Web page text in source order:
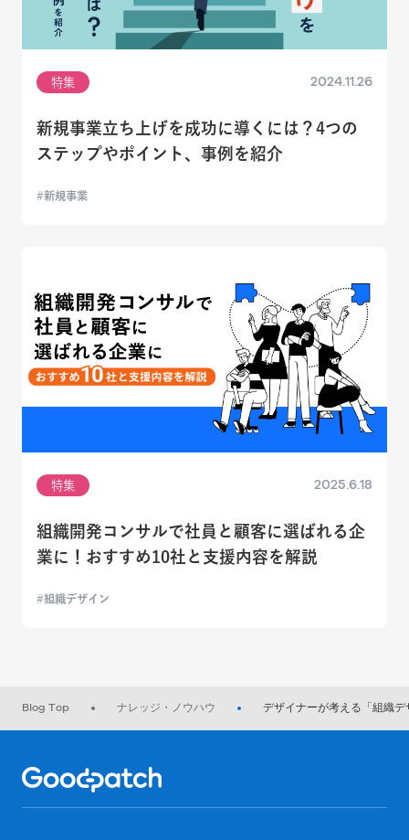
特集 2024.11.26
新規事業立ち上げを成功に導くには？4つの
ステップやポイント、事例を紹介
新規事業
特集 2025.6.18
組織開発コンサルで社員と顧客に選ばれる企
業に！おすすめ10社と支援内容を解説
組織デザイン
Blog Top ナレッジ・ノウハウ デザイナーが考える「組織